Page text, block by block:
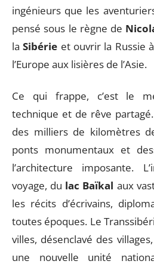
ingénieurs que les
pensé sous le règne de
laSibérie et ouvrir la Russie
l’Europe aux lisières de l’Asie.
Ce qui frappe, c’est le
technique et de rêve
des milliers de kilomètres
ponts monumentaux et
l’architecture imposante.
voyage, du lac Baïkal aux
les récits d’écrivains,
toutes époques. Le
villes, désenclavé des
une nouvelle unité